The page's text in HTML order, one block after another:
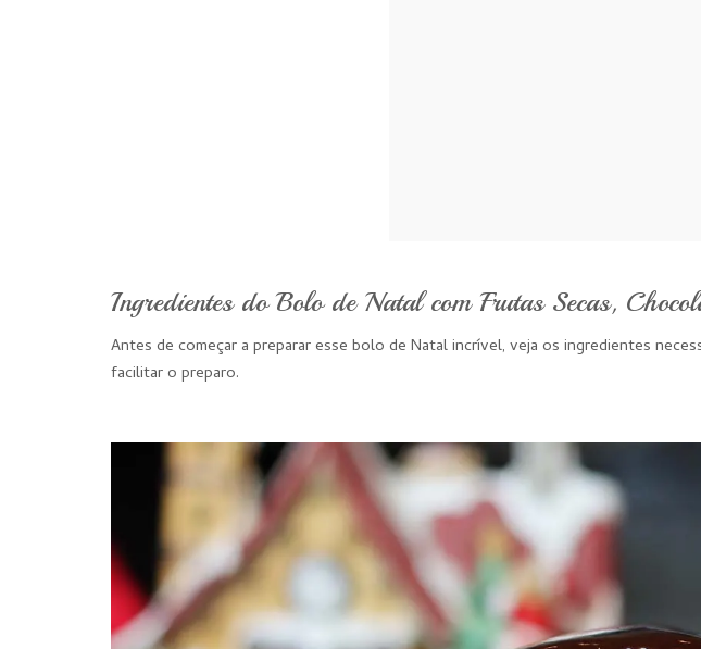
Ingredientes do Bolo de Natal com Frutas Secas,
Antes de começar a preparar esse bolo de Natal incrível, veja os ingredientes
facilitar o preparo.